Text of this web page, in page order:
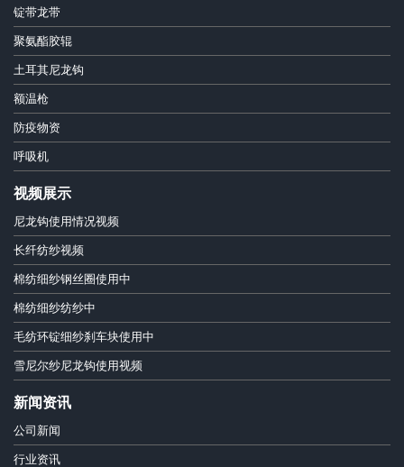
锭带龙带
聚氨酯胶辊
土耳其尼龙钩
额温枪
防疫物资
呼吸机
视频展示
尼龙钩使用情况视频
长纤纺纱视频
棉纺细纱钢丝圈使用中
棉纺细纱纺纱中
毛纺环锭细纱刹车块使用中
雪尼尔纱尼龙钩使用视频
新闻资讯
公司新闻
行业资讯